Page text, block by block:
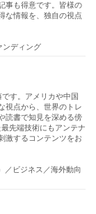
事も得意です。皆様の
な情報を、独自の視点
ンディング
す。アメリカや中国
視点から、世界のトレ
読書で知見を深める傍
先端技術にもアンテナ
激するコンテンツをお
／ビジネス／海外動向